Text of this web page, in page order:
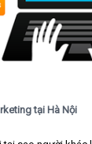
tại Hà Nội